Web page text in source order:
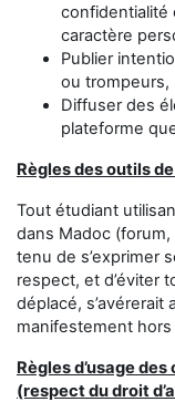
confidentialité
caractère
Publier
ou trompeurs,
Diffuser des
plateforme
Règles des outils
Tout étudiant
dans Madoc
tenu de s’exprimer
respect, et d’éviter
déplacé,
manifestement
Règles d’usage
(respect du droit